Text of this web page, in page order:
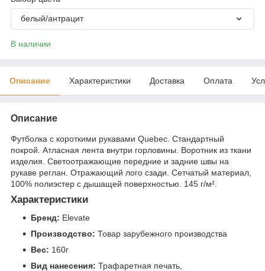
белый/антрацит
В наличии
Описание Характеристики Доставка Оплата
Описание
Футболка с короткими рукавами Quebec. Стандартный
покрой. Атласная лента внутри горловины. Воротник из ткани
изделия. Светоотражающие передние и задние швы на
рукаве реглан. Отражающий лого сзади. Сетчатый материал,
100% полиэстер с дышащей поверхностью. 145 г/м².
Характеристики
Бренд: Elevate
Производство: Товар зарубежного производства
Вес: 160г
Вид нанесения: Трафаретная печать,